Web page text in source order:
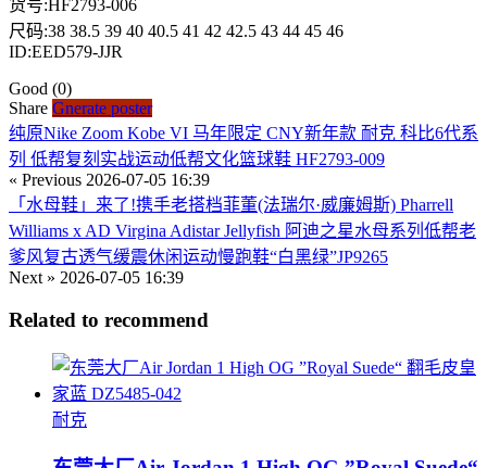
货号:HF2793-006
尺码:38 38.5 39 40 40.5 41 42 42.5 43 44 45 46
ID:EED579-JJR
Good (0)
Share Gnerate poster
纯原Nike Zoom Kobe VI 马年限定 CNY新年款 耐克 科比6代系
列 低帮复刻实战运动低帮文化篮球鞋 HF2793-009
« Previous 2026-07-05 16:39
「水母鞋」来了!携手老搭档菲董(法瑞尔·威廉姆斯) Pharrell
Williams x AD Virgina Adistar Jellyfish 阿迪之星水母系列低帮老
爹风复古透气缓震休闲运动慢跑鞋“白黑绿”JP9265
Next » 2026-07-05 16:39
Related to recommend
耐克